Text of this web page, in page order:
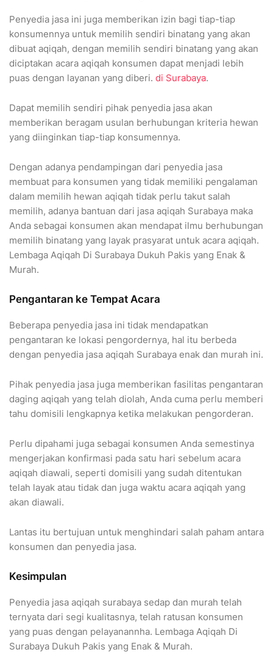
Penyedia jasa ini juga memberikan izin bagi tiap-tiap
konsumennya untuk memilih sendiri binatang yang akan
dibuat aqiqah, dengan memilih sendiri binatang yang akan
diciptakan acara aqiqah konsumen dapat menjadi lebih
puas dengan layanan yang diberi. di Surabaya.
Dapat memilih sendiri pihak penyedia jasa akan
memberikan beragam usulan berhubungan kriteria hewan
yang diinginkan tiap-tiap konsumennya.
Dengan adanya pendampingan dari penyedia jasa
membuat para konsumen yang tidak memiliki pengalaman
dalam memilih hewan aqiqah tidak perlu takut salah
memilih, adanya bantuan dari jasa aqiqah Surabaya maka
Anda sebagai konsumen akan mendapat ilmu berhubungan
memilih binatang yang layak prasyarat untuk acara aqiqah.
Lembaga Aqiqah Di Surabaya Dukuh Pakis yang Enak &
Murah.
Pengantaran ke Tempat Acara
Beberapa penyedia jasa ini tidak mendapatkan
pengantaran ke lokasi pengordernya, hal itu berbeda
dengan penyedia jasa aqiqah Surabaya enak dan murah ini.
Pihak penyedia jasa juga memberikan fasilitas pengantaran
daging aqiqah yang telah diolah, Anda cuma perlu memberi
tahu domisili lengkapnya ketika melakukan pengorderan.
Perlu dipahami juga sebagai konsumen Anda semestinya
mengerjakan konfirmasi pada satu hari sebelum acara
aqiqah diawali, seperti domisili yang sudah ditentukan
telah layak atau tidak dan juga waktu acara aqiqah yang
akan diawali.
Lantas itu bertujuan untuk menghindari salah paham antara
konsumen dan penyedia jasa.
Kesimpulan
Penyedia jasa aqiqah surabaya sedap dan murah telah
ternyata dari segi kualitasnya, telah ratusan konsumen
yang puas dengan pelayanannha. Lembaga Aqiqah Di
Surabaya Dukuh Pakis yang Enak & Murah.